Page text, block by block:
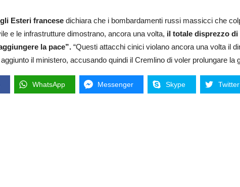
Esteri francese dichiara che i bombardamenti russi massicci che
e le infrastrutture dimostrano, ancora una volta, il totale disprezzo
la pace”. “Questi attacchi cinici violano ancora una volta il
aggiunto il ministero, accusando quindi il Cremlino di voler prolungare la
WhatsApp Messenger Skype Twitter